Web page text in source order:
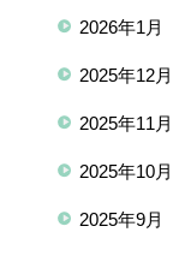
2026年1月
2025年12月
2025年11月
2025年10月
2025年9月